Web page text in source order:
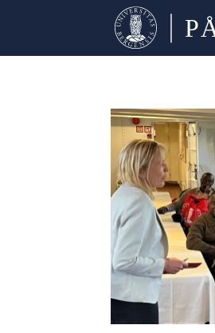
statsraad
lehmkhul